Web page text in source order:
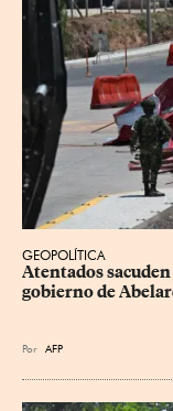
GEOPOLÍTICA
Atentados
gobierno de
Por AFP